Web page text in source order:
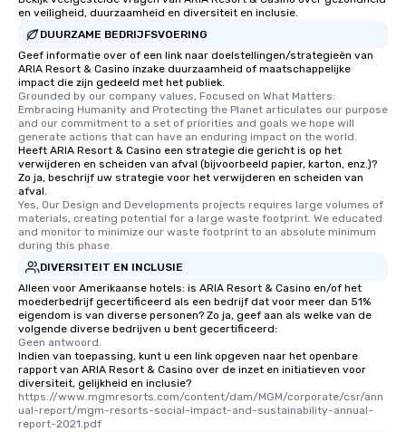
en veiligheid, duurzaamheid en diversiteit en inclusie.
DUURZAME BEDRIJFSVOERING
Geef informatie over of een link naar doelstellingen/strategieën van
ARIA Resort & Casino inzake duurzaamheid of maatschappelijke
impact die zijn gedeeld met het publiek.
Grounded by our company values, Focused on What Matters:
Embracing Humanity and Protecting the Planet articulates our purpose
and our commitment to a set of priorities and goals we hope will
generate actions that can have an enduring impact on the world.
Heeft ARIA Resort & Casino een strategie die gericht is op het
verwijderen en scheiden van afval (bijvoorbeeld papier, karton, enz.)?
Zo ja, beschrijf uw strategie voor het verwijderen en scheiden van
afval.
Yes, Our Design and Developments projects requires large volumes of
materials, creating potential for a large waste footprint. We educated
and monitor to minimize our waste footprint to an absolute minimum
during this phase.
DIVERSITEIT EN INCLUSIE
Alleen voor Amerikaanse hotels: is ARIA Resort & Casino en/of het
moederbedrijf gecertificeerd als een bedrijf dat voor meer dan 51%
eigendom is van diverse personen? Zo ja, geef aan als welke van de
volgende diverse bedrijven u bent gecertificeerd:
Geen antwoord.
Indien van toepassing, kunt u een link opgeven naar het openbare
rapport van ARIA Resort & Casino over de inzet en initiatieven voor
diversiteit, gelijkheid en inclusie?
https://www.mgmresorts.com/content/dam/MGM/corporate/csr/ann
ual-report/mgm-resorts-social-impact-and-sustainability-annual-
report-2021.pdf